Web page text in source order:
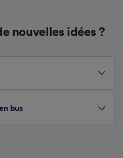
nouvelles idées ?
bus